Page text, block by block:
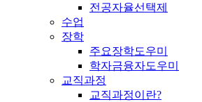
전공자율선택제
수업
장학
주요장학도우미
학자금융자도우미
교직과정
교직과정이란?